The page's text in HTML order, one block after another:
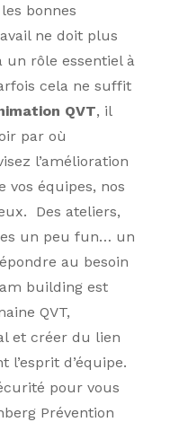
bonnes
ne doit plus
un rôle essentiel à
cela ne suffit
QVT, il
par où
l’amélioration
vos équipes, nos
Des ateliers,
un peu fun… un
au besoin
building est
QVT,
et créer du lien
d’équipe.
pour vous
Prévention